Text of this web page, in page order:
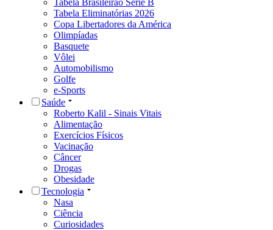
Tabela Brasileirão Série B
Tabela Eliminatórias 2026
Copa Libertadores da América
Olimpíadas
Basquete
Vôlei
Automobilismo
Golfe
e-Sports
Saúde
Roberto Kalil - Sinais Vitais
Alimentação
Exercícios Físicos
Vacinação
Câncer
Drogas
Obesidade
Tecnologia
Nasa
Ciência
Curiosidades